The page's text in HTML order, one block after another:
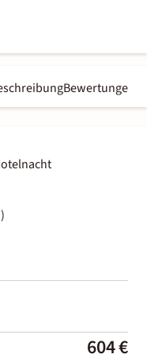
Bewertungen
604 €